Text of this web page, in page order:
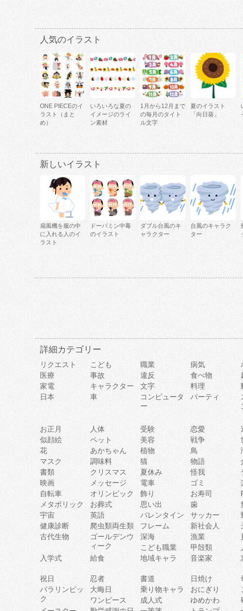
人気のイラスト
ONE PIECEのイ
ラスト（まと
め）
いろいろな夏の
イメージのライ
ン素材
1月から12月まで
の毎月のタイト
ル文字
夏のイラスト
「向日葵」
新しいイラスト
扇風機を服の中
に入れる人のイ
ラスト
ドーパミン中毒
のイラスト
ダブル台風のキ
ャラクター
台風のキャラク
ター
詳細カテゴリー
リクエスト こども 職業 病気
医療
事故 違反 食べ物
家電
キャラクター 文字 料理
日本
車
コンピュータ
ー
パーティ
お正月
人体 受験 恋愛
似顔絵
ペット 美容 戦争
花
あかちゃん 植物 鳥
マスク
調味料 猫 物語
書類
クリスマス 夏休み 怪我
映画
メッセージ 電車 ゴミ
自転車
オリンピック 飾り お寿司
メタボリック
お葬式 思い出 歯
宇宙
英語 バレンタイン サッカー
健康診断
爬虫類両生類 フレーム 新社会人
古代生物
ゴールデンウ
ィーク
深海 漁業
こども職業
甲殻類
入学式
給食 地域キャラ 音楽家
祝日
忍者 書道 日焼け
パラリンピッ
ク
大晦日 乗り物キャラ おにぎり
ワンピース
成人式 ゆめかわ